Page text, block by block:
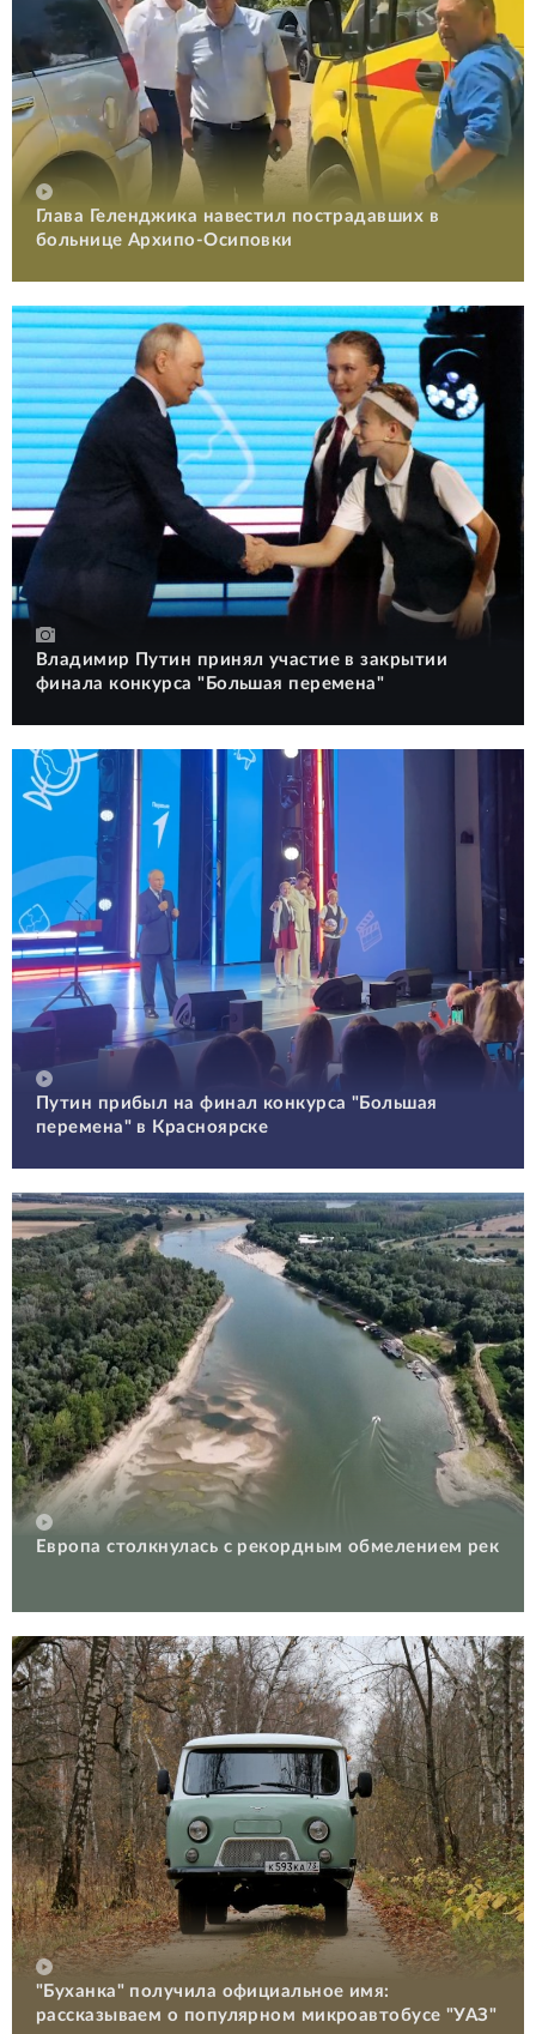
Глава Геленджика навестил пострадавших в
больнице Архипо-Осиповки
Владимир Путин принял участие в закрытии
финала конкурса "Большая перемена"
Путин прибыл на финал конкурса "Большая
перемена" в Красноярске
Европа столкнулась с рекордным обмелением рек
"Буханка" получила официальное имя:
рассказываем о популярном микроавтобусе "УАЗ"